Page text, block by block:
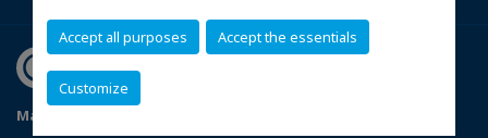
Accept all purposes Accept the essentials
Customize
Mapa witryny